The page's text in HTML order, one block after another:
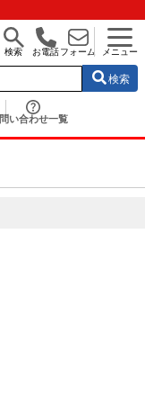
検索 お電話フォーム メニュー
検索
問い合わせ一覧